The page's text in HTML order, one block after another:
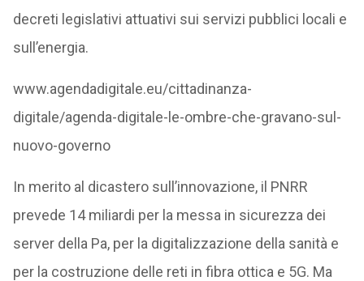
decreti legislativi attuativi sui servizi pubblici locali e
sull’energia.
www.agendadigitale.eu/cittadinanza-
digitale/agenda-digitale-le-ombre-che-gravano-sul-
nuovo-governo
In merito al dicastero sull’innovazione, il PNRR
prevede 14 miliardi per la messa in sicurezza dei
server della Pa, per la digitalizzazione della sanità e
per la costruzione delle reti in fibra ottica e 5G. Ma